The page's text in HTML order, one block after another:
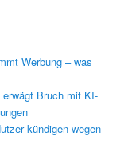
Werbung – was
Bruch mit KI-
kündigen wegen